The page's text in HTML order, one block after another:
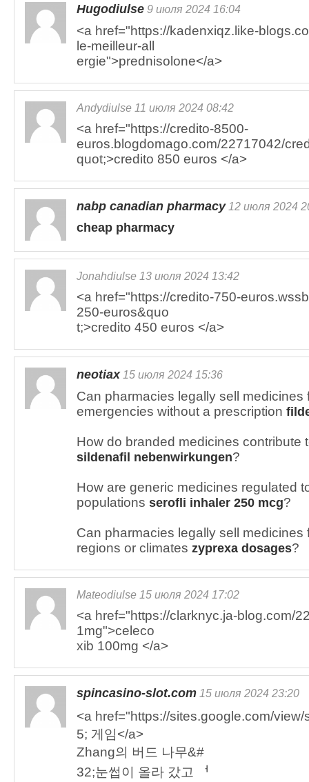
Hugodiulse 9 июля 2024 16:04
<a href="https://kadenxiqz.like-
le-meilleur-all
ergie">prednisolone</a>
Andydiulse 11 июля 2024 08:42
<a href="https://credito-8500-
euros.blogdomago.com/22717042/
quot;>credito 850 euros </a>
nabp canadian pharmacy12 июля 2024
cheap pharmacy
Jonahdiulse 13 июля 2024 13:42
<a href="https://credito-750-
250-euros&quo
t;>credito 450 euros </a>
neotiax15 июля 2024 15:36
Can pharmacies legally sell medicines
emergencies without a prescription
How do branded medicines contribute
sildenafil nebenwirkungen?
How are generic medicines regulated
populations serofli inhaler 250 mcg?
Can pharmacies legally sell
regions or climates zyprexa dosages?
Mateodiulse 15 июля 2024 17:02
<a href="https://clarknyc.ja-blog.com/
1mg">celeco
xib 100mg </a>
spincasino-slot.com 15 июля 2024 23:20
<a href="https://sites.google.com/
5; 게임</a>
Zhang의 버드 나무&#
32;눈썹이 올라 갔고 ᅥ